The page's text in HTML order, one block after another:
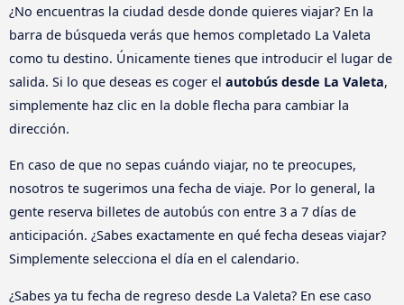
¿No encuentras la ciudad desde donde quieres viajar? En la
barra de búsqueda verás que hemos completado La Valeta
como tu destino. Únicamente tienes que introducir el lugar de
salida. Si lo que deseas es coger el autobús desde La Valeta,
simplemente haz clic en la doble flecha para cambiar la
dirección.
En caso de que no sepas cuándo viajar, no te preocupes,
nosotros te sugerimos una fecha de viaje. Por lo general, la
gente reserva billetes de autobús con entre 3 a 7 días de
anticipación. ¿Sabes exactamente en qué fecha deseas viajar?
Simplemente selecciona el día en el calendario.
¿Sabes ya tu fecha de regreso desde La Valeta? En ese caso